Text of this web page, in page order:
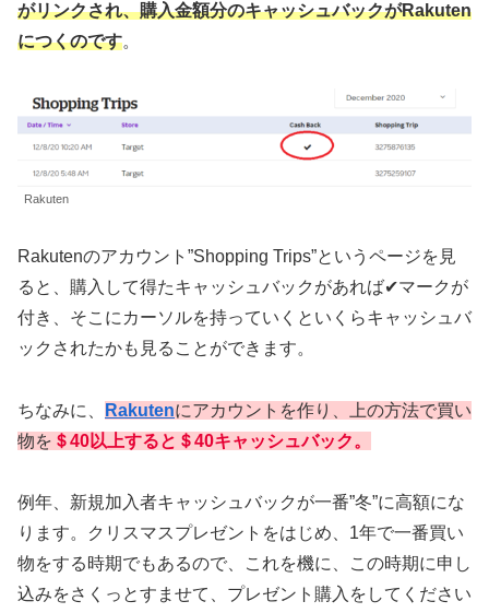
がリンクされ、購入金額分のキャッシュバックがRakuten
につくのです。
Rakuten
Rakutenのアカウント”Shopping Trips”というページを見
ると、購入して得たキャッシュバックがあれば✔マークが
付き、そこにカーソルを持っていくといくらキャッシュバ
ックされたかも見ることができます。
ちなみに、 Rakutenにアカウントを作り、上の方法で買い
物を ＄40以上すると ＄40キャッシュバック。
例年、新規加入者キャッシュバックが一番”冬”に高額にな
ります。クリスマスプレゼントをはじめ、1年で一番買い
物をする時期でもあるので、これを機に、この時期に申し
込みをさくっとすませて、プレゼント購入をしてください